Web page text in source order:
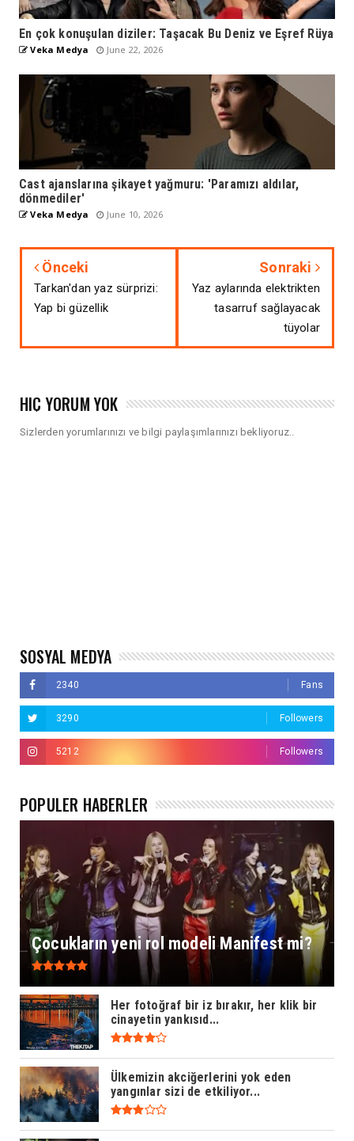
En çok konuşulan diziler: Taşacak Bu Deniz ve Eşref Rüya
Veka Medya June 22, 2026
Cast ajanslarına şikayet yağmuru: 'Paramızı aldılar,
dönmediler'
Veka Medya June 10, 2026
Önceki
Tarkan'dan yaz sürprizi:
Yap bi güzellik
Sonraki
Yaz aylarında elektrikten
tasarruf sağlayacak
tüyolar
HIÇ YORUM YOK
Sizlerden yorumlarınızı ve bilgi paylaşımlarınızı bekliyoruz..
SOSYAL MEDYA
2340 Fans
3290 Followers
5212 Followers
POPÜLER HABERLER
Çocukların yeni rol modeli Manifest mi?
Her fotoğraf bir iz bırakır, her klik bir
cinayetin yankısıd...
Ülkemizin akciğerlerini yok eden
yangınlar sizi de etkiliyor...